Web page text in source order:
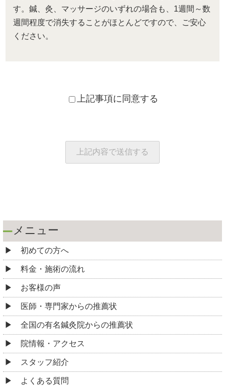
す。鍼、灸、マッサージのいずれの場合も、1週間～数
週間程度で消失することがほとんどですので、ご安心
ください。
上記事項に同意する
メニュー
初めての方へ
料金・施術の流れ
お客様の声
医師・専門家からの推薦状
全国の有名鍼灸院からの推薦状
院情報・アクセス
スタッフ紹介
よくある質問